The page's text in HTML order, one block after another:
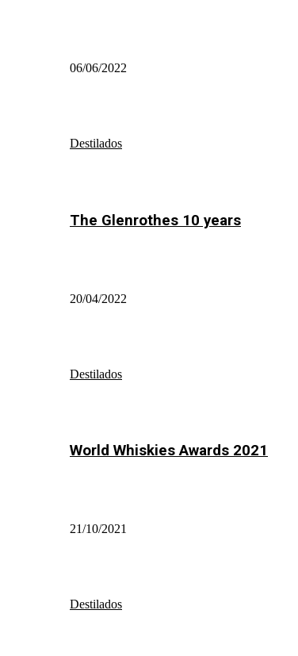
06/06/2022
Destilados
The Glenrothes 10 years
20/04/2022
Destilados
World Whiskies Awards 2021
21/10/2021
Destilados